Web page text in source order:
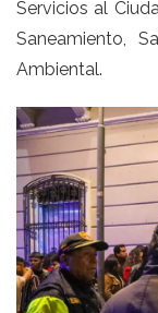
Servicios al
Saneamiento,
Ambiental.